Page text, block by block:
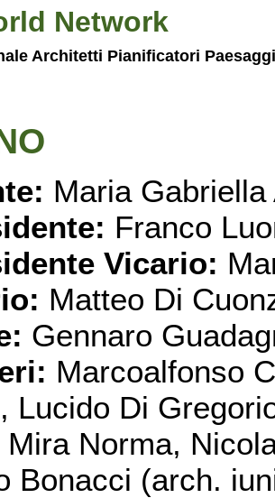
Architetti Pianificatori
Maria Gabriella
Franco
Vicario:
Matteo Di
Gennaro
Marcoalfonso
Lucido Di
Norma,
Bonacci (arch.